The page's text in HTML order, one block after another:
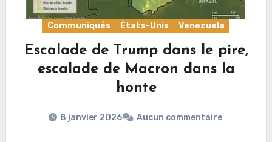
Communiqués États-Unis Venezuela
Escalade de Trump dans le pire,
escalade de Macron dans la
honte
8 janvier 2026 Aucun commentaire